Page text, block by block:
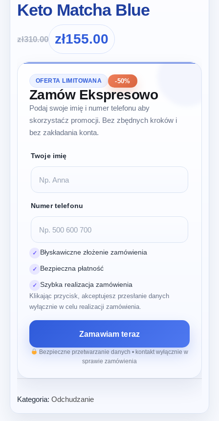
Keto Matcha Blue
zł310.00 zł155.00
OFERTA LIMITOWANA -50%
Zamów Ekspresowo
Podaj swoje imię i numer telefonu aby
skorzystaćz promocji. Bez zbędnych kroków i
bez zakładania konta.
Twoje imię
Numer telefonu
✓ Błyskawiczne złożenie zamówienia
✓ Bezpieczna płatność
✓ Szybka realizacja zamówienia
Klikając przycisk, akceptujesz przesłanie danych
wyłącznie w celu realizacji zamówienia.
Zamawiam teraz
Bezpieczne przetwarzanie danych • kontakt wyłącznie w
sprawie zamówienia
Kategoria: Odchudzanie